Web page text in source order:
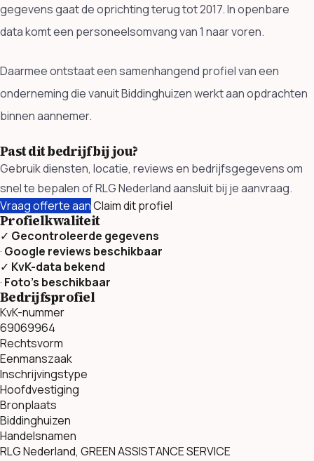
gegevens gaat de oprichting terug tot 2017. In openbare
data komt een personeelsomvang van 1 naar voren.
Daarmee ontstaat een samenhangend profiel van een
onderneming die vanuit Biddinghuizen werkt aan opdrachten
binnen aannemer.
Past dit bedrijf bij jou?
Gebruik diensten, locatie, reviews en bedrijfsgegevens om
snel te bepalen of RLG Nederland aansluit bij je aanvraag.
Vraag offerte aanClaim dit profiel
Profielkwaliteit
✓ Gecontroleerde gegevens
· Google reviews beschikbaar
✓ KvK-data bekend
· Foto’s beschikbaar
Bedrijfsprofiel
KvK-nummer
69069964
Rechtsvorm
Eenmanszaak
Inschrijvingstype
Hoofdvestiging
Bronplaats
Biddinghuizen
Handelsnamen
RLG Nederland, GREEN ASSISTANCE SERVICE